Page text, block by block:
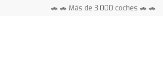
🚗 🚗 Más de 3.000 coches 🚗 🚗